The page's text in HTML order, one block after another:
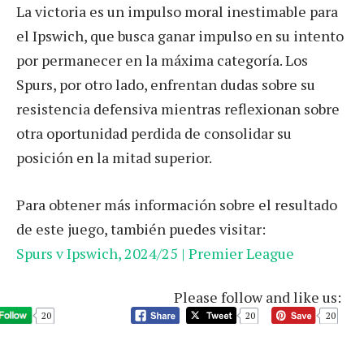
La victoria es un impulso moral inestimable para
el Ipswich, que busca ganar impulso en su intento
por permanecer en la máxima categoría. Los
Spurs, por otro lado, enfrentan dudas sobre su
resistencia defensiva mientras reflexionan sobre
otra oportunidad perdida de consolidar su
posición en la mitad superior.
Para obtener más información sobre el resultado
de este juego, también puedes visitar:
Spurs v Ipswich, 2024/25 | Premier League
Please follow and like us:
20 20 20